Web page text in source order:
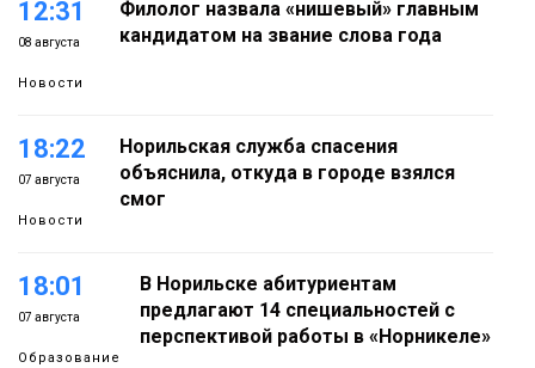
12:31
08 августа
Новости
Филолог назвала «нишевый» главным
кандидатом на звание слова года
18:22
07 августа
Новости
Норильская служба спасения
объяснила, откуда в городе взялся
смог
18:01
07 августа
Образование
В Норильске абитуриентам
предлагают 14 специальностей с
перспективой работы в «Норникеле»